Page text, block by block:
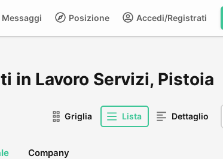
Accedi/Registrati
Posizione
Messaggi
in Lavoro Servizi, Pistoia
Griglia Lista Dettaglio
Company